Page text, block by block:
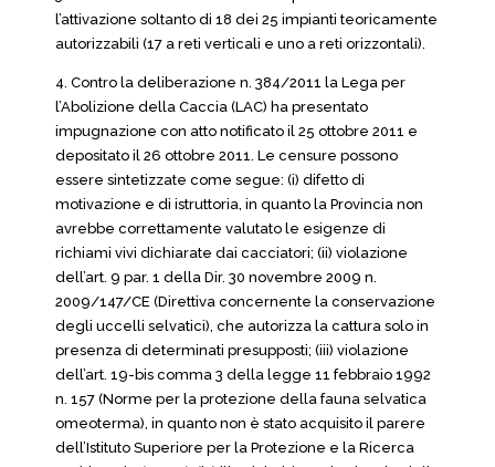
l’attivazione soltanto di 18 dei 25 impianti teoricamente
autorizzabili (17 a reti verticali e uno a reti orizzontali).
4. Contro la deliberazione n. 384/2011 la Lega per
l’Abolizione della Caccia (LAC) ha presentato
impugnazione con atto notificato il 25 ottobre 2011 e
depositato il 26 ottobre 2011. Le censure possono
essere sintetizzate come segue: (i) difetto di
motivazione e di istruttoria, in quanto la Provincia non
avrebbe correttamente valutato le esigenze di
richiami vivi dichiarate dai cacciatori; (ii) violazione
dell’art. 9 par. 1 della Dir. 30 novembre 2009 n.
2009/147/CE (Direttiva concernente la conservazione
degli uccelli selvatici), che autorizza la cattura solo in
presenza di determinati presupposti; (iii) violazione
dell’art. 19-bis comma 3 della legge 11 febbraio 1992
n. 157 (Norme per la protezione della fauna selvatica
omeoterma), in quanto non è stato acquisito il parere
dell’Istituto Superiore per la Protezione e la Ricerca